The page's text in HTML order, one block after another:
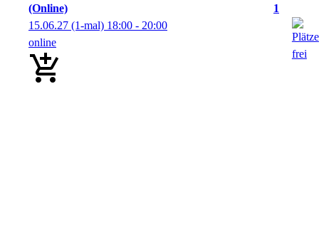
(Online)
1
15.06.27 (1-mal) 18:00 - 20:00
online